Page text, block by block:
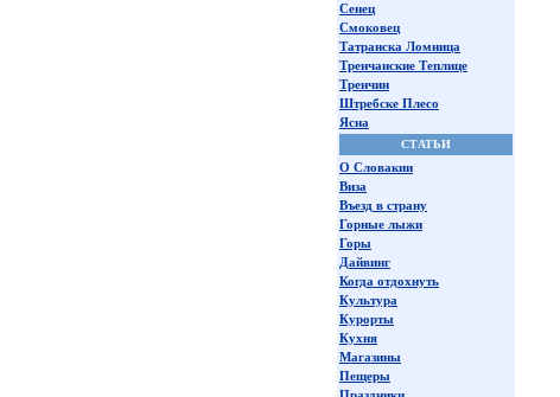
Сенец
Смоковец
Татранска Ломница
Тренчанские Теплице
Тренчин
Штребске Плесо
Ясна
СТАТЬИ
О Словакии
Виза
Въезд в страну
Горные лыжи
Горы
Дайвинг
Когда отдохнуть
Культура
Курорты
Кухня
Магазины
Пещеры